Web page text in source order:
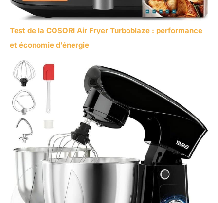
Test de la COSORI Air Fryer Turboblaze : performance
et économie d’énergie